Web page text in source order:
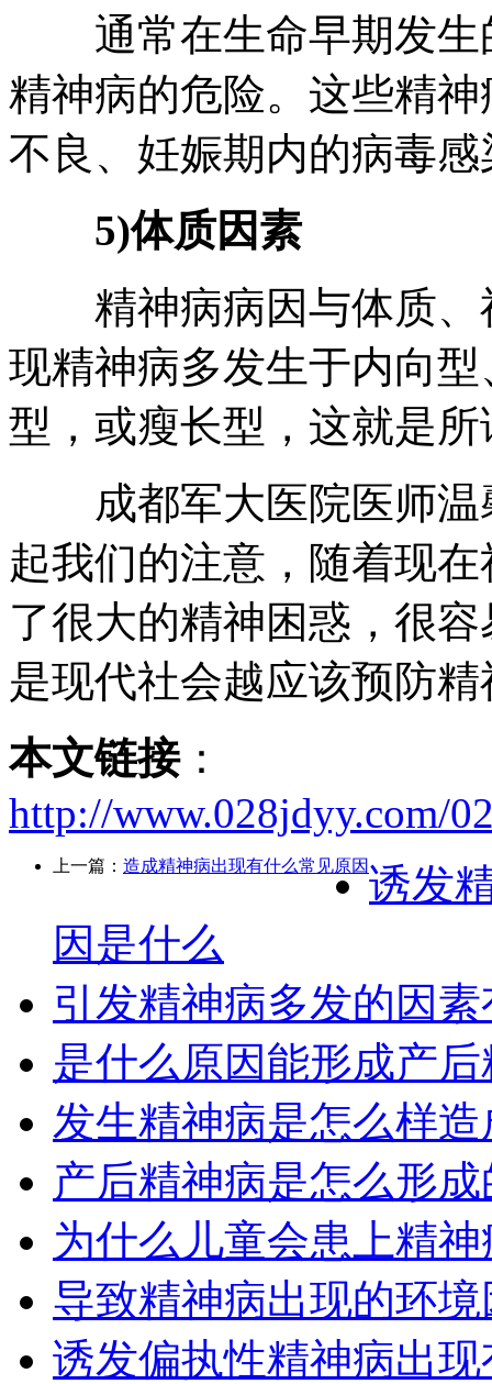
通常在生命早期发生
精神病的危险。这些精
不良、妊娠期内的病毒
5)体质因素
精神病病因与体质、
现精神病多发生于内向
型，或瘦长型，这就是
成都军大医院医师温
起我们的注意，随着现
了很大的精神困惑，很
是现代社会越应该预防
本文链接：
http://www.028jdyy.com/
上一篇： 造成精神病出现有什么常见原因诱发
因是什么
引发精神病多发的因
是什么原因能形成产
发生精神病是怎么样造
产后精神病是怎么形
为什么儿童会患上精神
导致精神病出现的环
诱发偏执性精神病出